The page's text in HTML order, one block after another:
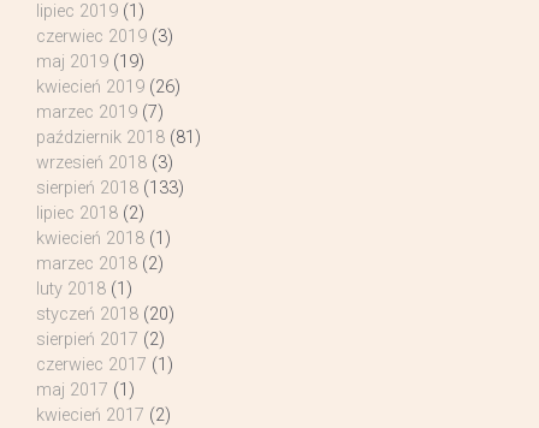
lipiec 2019 (1)
czerwiec 2019 (3)
maj 2019 (19)
kwiecień 2019 (26)
marzec 2019 (7)
październik 2018 (81)
wrzesień 2018 (3)
sierpień 2018 (133)
lipiec 2018 (2)
kwiecień 2018 (1)
marzec 2018 (2)
luty 2018 (1)
styczeń 2018 (20)
sierpień 2017 (2)
czerwiec 2017 (1)
maj 2017 (1)
kwiecień 2017 (2)